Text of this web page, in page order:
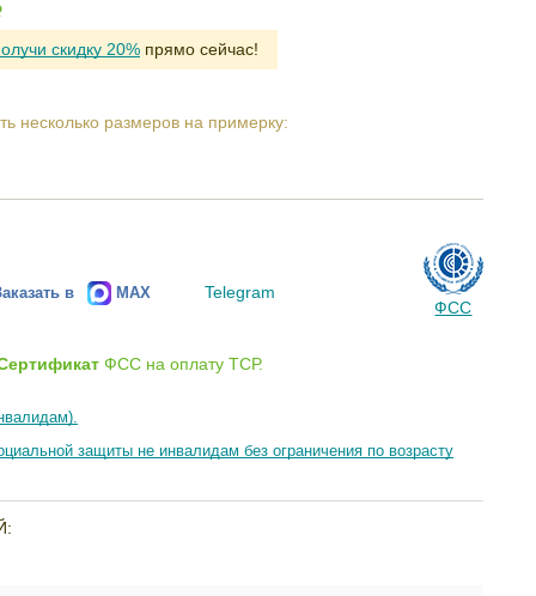
скидку 20% прямо сейчас!
несколько размеров на примерку:
в MAX Telegram
ФСС
ФСС на оплату ТСР.
защиты не инвалидам без ограничения по возрасту